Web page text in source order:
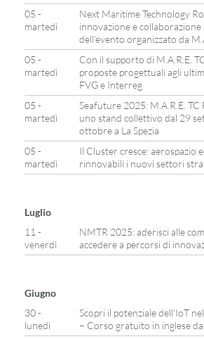
05 -
martedì
Next Maritime Technology
innovazione e collaborazione
dell’evento organizzato da
05 -
martedì
Con il supporto di M.A.R.E.
proposte progettuali agli
FVG e Interreg
05 -
martedì
Seafuture 2025: M.A.R.E. TC
uno stand collettivo dal 29
ottobre a La Spezia
05 -
martedì
Il Cluster cresce: aerospazio
rinnovabili i nuovi settori
Luglio
11 -
venerdì
NMTR 2025: aderisci alle
accedere a percorsi di
Giugno
30 -
lunedì
Scopri il potenziale dell’IoT
– Corso gratuito in inglese